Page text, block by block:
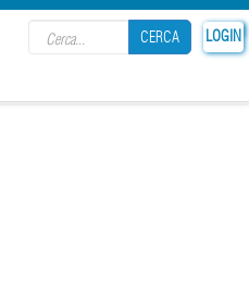
LOGIN
CERCA